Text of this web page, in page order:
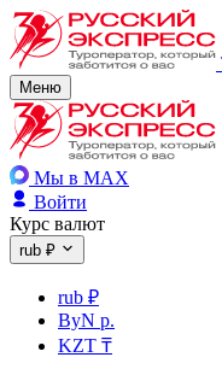
Меню
Мы в MAX
Войти
Курс валют
rub ₽
rub ₽
ByN р.
KZT ₸